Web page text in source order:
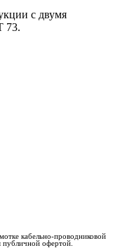
с двумя
73.
кабельно-проводниковой
публичной офертой.